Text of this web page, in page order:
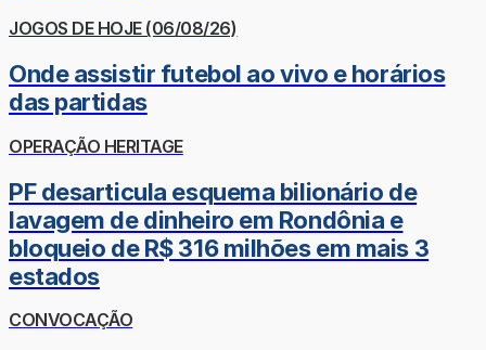
JOGOS DE HOJE (06/08/26)
Onde assistir futebol ao vivo e horários
das partidas
OPERAÇÃO HERITAGE
PF desarticula esquema bilionário de
lavagem de dinheiro em Rondônia e
bloqueio de R$ 316 milhões em mais 3
estados
CONVOCAÇÃO